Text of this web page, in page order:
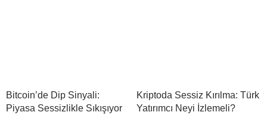
Bitcoin’de Dip Sinyali:
Piyasa Sessizlikle Sıkışıyor
Kriptoda Sessiz Kırılma: Türk
Yatırımcı Neyi İzlemeli?